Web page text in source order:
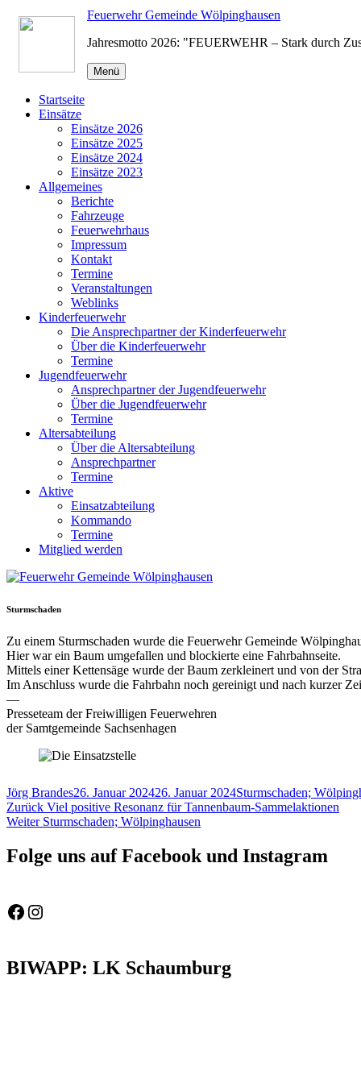
Zum
Inhalt
Feuerwehr Gemeinde Wölpinghausen
Jahresmotto 2026: "FEUERWEHR – Stark durch
Menü
Startseite
Einsätze
Einsätze 2026
Einsätze 2025
Einsätze 2024
Einsätze 2023
Allgemeines
Berichte
Fahrzeuge
Feuerwehrhaus
Impressum
Kontakt
Termine
Veranstaltungen
Weblinks
Kinderfeuerwehr
Die Ansprechpartner der Kinderfeuerwehr
Über die Kinderfeuerwehr
Termine
Jugendfeuerwehr
Ansprechpartner der Jugendfeuerwehr
Über die Jugendfeuerwehr
Termine
Altersabteilung
Über die Altersabteilung
Ansprechpartner
Termine
Aktive
Einsatzabteilung
Kommando
Termine
Mitglied werden
Sturmschaden
Zu einem Sturmschaden wurde die Feuerwehr Gemeinde
Hier war ein Baum umgefallen und blockierte eine Fahrbahnseite.
Mittels einer Kettensäge wurde der Baum zerkleinert und von der
Im Anschluss wurde die Fahrbahn noch gereinigt und nach kurzer
—
Presseteam der Freiwilligen Feuerwehren
der Samtgemeinde Sachsenhagen
Autor
Jörg BrandesVeröffentlicht
am
26. Januar 202426. Januar 2024Schlagwörter
Sturmschaden;
Beitragsnavigation
Zurück Vorheriger
Beitrag:
Viel positive Resonanz für Tannenbaum-Sammelaktionen
Weiter Nächster
Sturmschaden; Wölpinghausen
Folge uns auf Facebook und Instagram
Feuerwehr Gemeinde Wölpinghausen
fw_gemeinde_woelpinghausen
BIWAPP: LK Schaumburg